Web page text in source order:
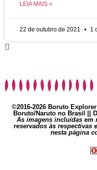
LEIA MAIS »
22 de outubro de 2021 1
©2016-2026 Boruto
Boruto/Naruto no Brasil ||
As imagens incluídas em
reservados às respectivas
nesta página